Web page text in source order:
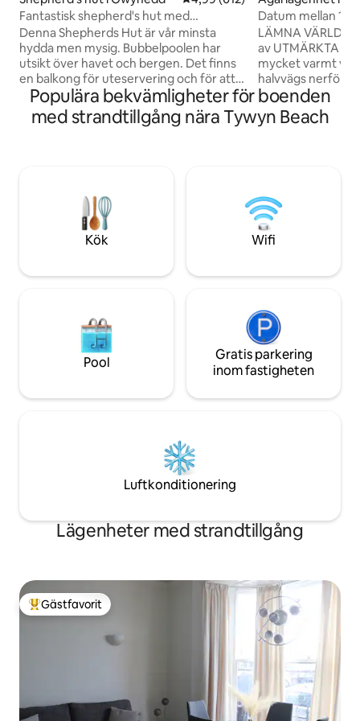
Fantastisk shepherd's hut med
bubbelpool och havsutsikt
Denna Shepherds Hut är vår minsta
hydda men mysig. Bubbelpoolen har
utsikt över havet och bergen. Det finns
en balkong för uteservering och för att
njuta av den fantastiska utsikten.
romantisk tillflykt i ett område med
enastående naturlig skönhet. Det är 5
på plats plus en grill, om du är 6 fot plus
titta på min andra hydda eller stuga
eftersom de är större
Datum mellan
natt
LÄMNA
av UTMÄRKTA
mycket varmt
halvvägs nerför
Cardigan Bay, 5
Fairbournes
från Talyllyn
för spädbarn,
ELDSTAD 15
och
Populära bekvämligheter för boenden
med strandtillgång nära Tywyn Beach
Kök Wifi
Pool
Gratis parkering
inom fastigheten
Luftkonditionering
Lägenheter med strandtillgång
Populär gästfavorit
Gästfavorit